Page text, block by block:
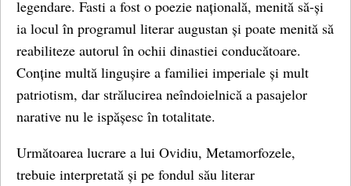
legendare. Fasti a fost o poezie națională, menită să-și
ia locul în programul literar augustan și poate menită să
reabiliteze autorul în ochii dinastiei conducătoare.
Conține multă lingușire a familiei imperiale și mult
patriotism, dar strălucirea neîndoielnică a pasajelor
narative nu le ispășesc în totalitate.
Următoarea lucrare a lui Ovidiu, Metamorfozele,
trebuie interpretată și pe fondul său literar